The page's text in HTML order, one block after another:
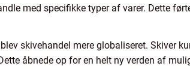
med specifikke typer af varer. Dette
skivehandel mere globaliseret. Skiver
åbnede op for en helt ny verden af